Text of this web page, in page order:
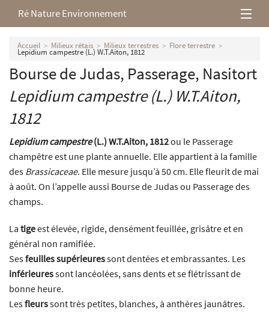
Ré Nature Environnement
L’association
Milieux rétais
Nos parutions
Accueil Milieux rétais Milieux terrestres Flore terrestre
Lepidium campestre (L.) W.T.Aiton, 1812
Bourse de Judas, Passerage, Nasitort
Lepidium campestre(L.) W.T.Aiton,
1812
Lepidium campestre(L.) W.T.Aiton, 1812ou le Passerage
champêtre est une plante annuelle. Elle appartient à la famille
des Brassicaceae. Elle mesure jusqu’à 50 cm. Elle fleurit de mai
à août. On l’appelle aussi Bourse de Judas ou Passerage des
champs.
La tigeest élevée, rigide, densément feuillée, grisâtre et en
général non ramifiée.
Sesfeuilles supérieuressont dentées et embrassantes. Les
inférieuressont lancéolées, sans dents et se flétrissant de
bonne heure.
Lesfleurssont très petites, blanches, à anthères jaunâtres.